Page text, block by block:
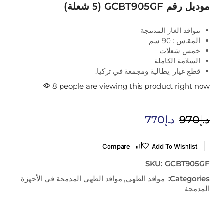
موديل رقم GCBT905GF (5 شعلة)
مواقد الغاز المدمجة
المقاس : 90 سم
خمس شعلات
السلامة الكاملة
قطع غيار إيطالية ومجمعة في تركيا.
8 people are viewing this product right now
د.إ970 د.إ770
Add To Wishlist
Compare
SKU: GCBT905GF
Categories:
مواقد الطهي, مواقد الطهي المدمجة في الأجهزة
المدمجة